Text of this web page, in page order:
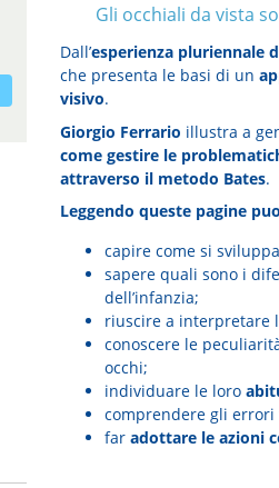
Gli occhiali da vista
Dall’esperienza pluriennale
che presenta le basi di un
visivo.
Giorgio Ferrario illustra a
come gestire le
attraverso il metodo Bates.
Leggendo queste pagine
capire come si
sapere quali sono i
dell’infanzia;
riuscire a interpretare
conoscere le
occhi;
individuare le loro
comprendere gli errori
far adottare le azioni